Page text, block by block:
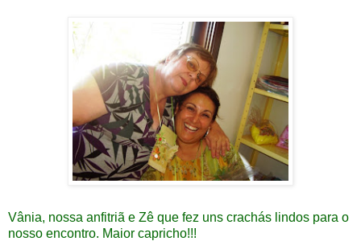
Vânia, nossa anfitriã e Zê que fez uns crachás lindos para o
nosso encontro. Maior capricho!!!